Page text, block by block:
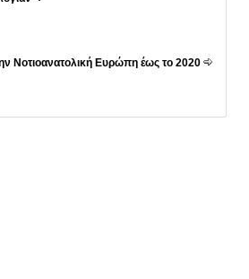
Νοτιοανατολική Ευρώπη έως το 2020